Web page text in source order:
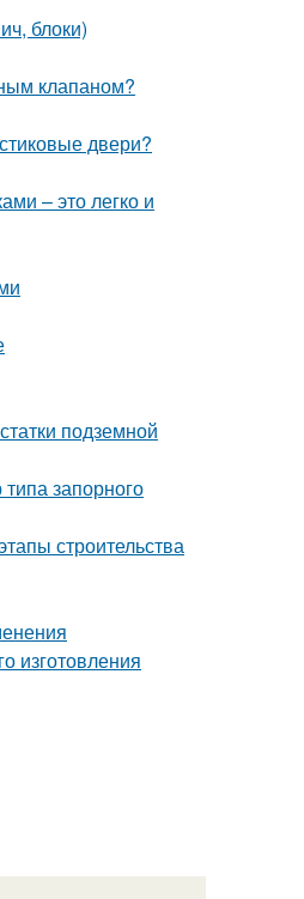
блоки)
клапаном?
двери?
– это легко и
подземной
запорного
строительства
изготовления